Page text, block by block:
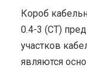
Короб
0.4-3 (СТ)
участков
являются